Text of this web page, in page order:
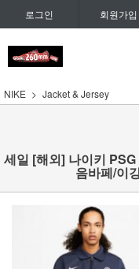
로그인 회원가입
NIKE Jacket & Jersey
세일 [해외] 나이키
음바페/이